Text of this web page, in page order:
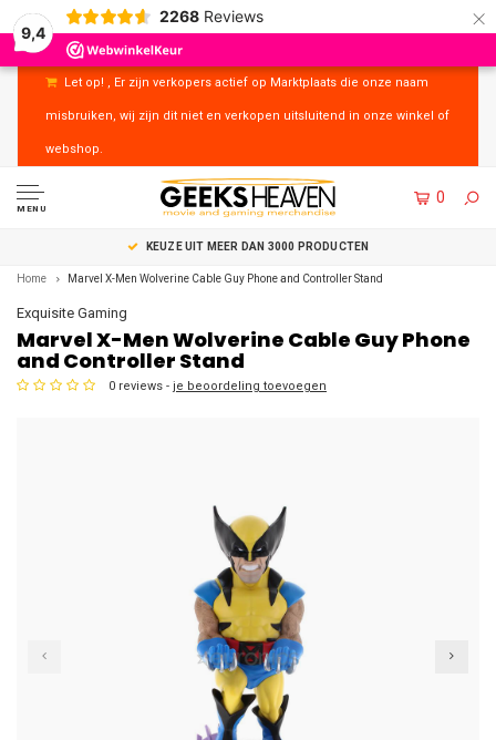
9,4
2268 Reviews ×
Let op! , Er zijn verkopers actief op Marktplaats die onze naam
misbruiken, wij zijn dit niet en verkopen uitsluitend in onze winkel of
webshop.
MENU
0
UITSTEKENDE KLANTENSERVICE
Home Marvel X-Men Wolverine Cable Guy Phone and Controller Stand
Exquisite Gaming
Marvel X-Men Wolverine Cable Guy Phone
and Controller Stand
0 reviews - je beoordeling toevoegen